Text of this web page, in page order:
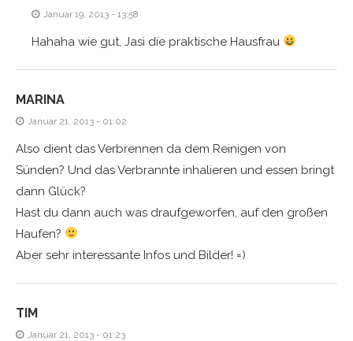
Januar 19, 2013 - 13:58
Hahaha wie gut, Jasi die praktische Hausfrau
MARINA
Januar 21, 2013 - 01:02
Also dient das Verbrennen da dem Reinigen von
Sünden? Und das Verbrannte inhalieren und essen bringt
dann Glück?
Hast du dann auch was draufgeworfen, auf den großen
Haufen?
Aber sehr interessante Infos und Bilder! =)
TIM
Januar 21, 2013 - 01:23